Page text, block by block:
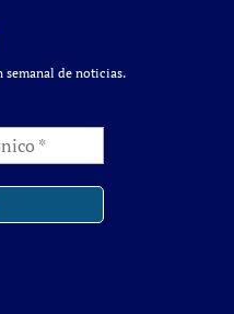
semanal de noticias.